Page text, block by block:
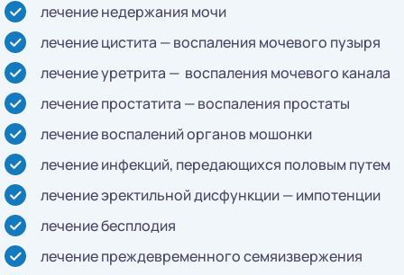
лечение недержания мочи
лечение цистита — воспаления мочевого пузыря
лечение уретрита — воспаления мочевого канала
лечение простатита — воспаления простаты
лечение воспалений органов мошонки
лечение инфекций, передающихся половым путем
лечение эректильной дисфункции — импотенции
лечение бесплодия
лечение преждевременного семяизвержения